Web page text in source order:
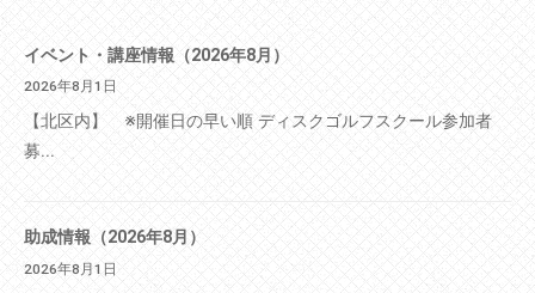
イベント・講座情報（2026年8月）
2026年8月1日
【北区内】 ※開催日の早い順 ディスクゴルフスクール参加者
募...
助成情報（2026年8月）
2026年8月1日